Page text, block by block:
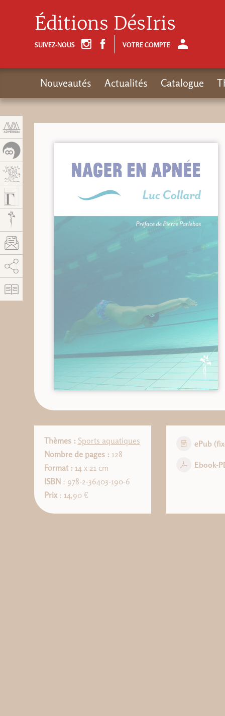
Thèmes : Sports aquatiques
Nombre de pages : 128
Format : 14 x 21 cm
ISBN : 978-2-36403-190-6
Prix: 14,90 €
ePub
Ebook-
Éditions DésIris
SUIVEZ-NOUS VOTRE COMPTE
Nouveautés Actualités Catalogue